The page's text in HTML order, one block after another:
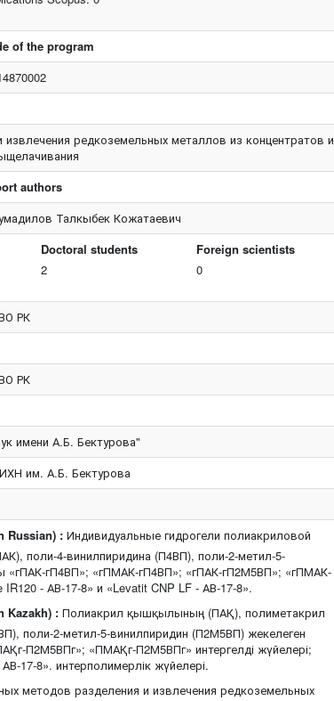
of the program
редкоземельных металлов из концентратов и
authors
Талкыбек Кожатаевич
Doctoral students
2
Foreign scientists
0
РК
РК
имени А.Б. Бектурова"
им. А.Б. Бектурова
Russian) : Индивидуальные гидрогели полиакриловой
поли-4-винилпиридина (П4ВП), поли-2-метил-5-
«гПАК-гП4ВП»; «гПМАК-гП4ВП»; «гПАК-гП2М5ВП»; «гПМАК-
- АВ-17-8» и «Levatit CNP LF - АВ-17-8».
Kazakh) : Полиакрил қышқылының (ПАҚ), полиметакрил
поли-2-метил-5-винилпиридин (П2М5ВП) жекелеген
П2М5ВПг»; «ПМАҚг-П2М5ВПг» интергелді жүйелері;
17-8». интерполимерлік жүйелері.
методов разделения и извлечения редкоземельных